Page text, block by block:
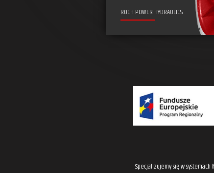
ROCH POWER HYDRAULICS
Specjalizujemy się w systemach